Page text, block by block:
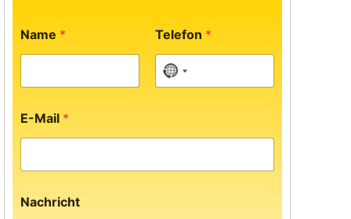
Name * Telefon *
No country selected
E-Mail *
Nachricht